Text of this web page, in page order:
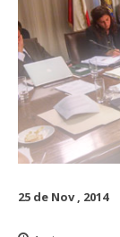
25 de Nov , 2014